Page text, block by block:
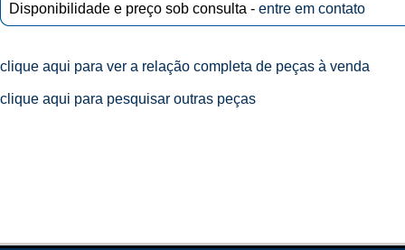
Disponibilidade e preço sob consulta - entre em contato
clique aqui para ver a relação completa de peças à venda
clique aqui para pesquisar outras peças